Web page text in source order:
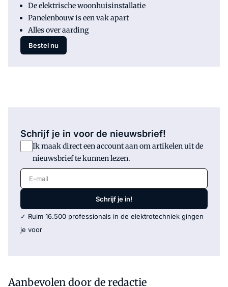
De elektrische woonhuisinstallatie
Panelenbouw is een vak apart
Alles over aarding
Bestel nu
Schrijf je in voor de nieuwsbrief!
Ik maak direct een account aan om artikelen uit de
nieuwsbrief te kunnen lezen.
E-mail
Schrijf je in!
✓ Ruim 16.500 professionals in de elektrotechniek gingen
je voor
Aanbevolen door de redactie